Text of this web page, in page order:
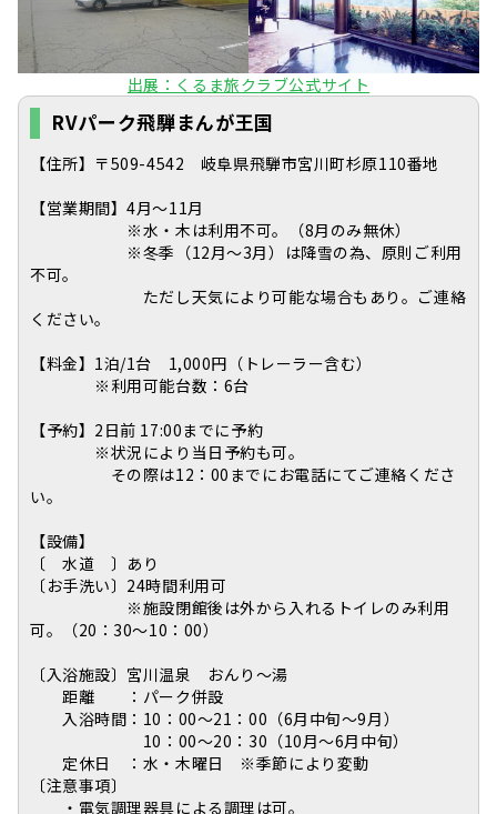
出展：くるま旅クラブ公式サイト
RVパーク飛騨まんが王国
【住所】〒509-4542 岐阜県飛騨市宮川町杉原110番地
【営業期間】4月～11月
※水・木は利用不可。（8月のみ無休）
※冬季（12月～3月）は降雪の為、原則ご利用
不可。
ただし天気により可能な場合もあり。ご連絡
ください。
【料金】1泊/1台 1,000円（トレーラー含む）
※利用可能台数：6台
【予約】2日前 17:00までに予約
※状況により当日予約も可。
その際は12：00までにお電話にてご連絡くださ
い。
【設備】
〔 水道 〕あり
〔お手洗い〕24時間利用可
※施設閉館後は外から入れるトイレのみ利用
可。（20：30～10：00）
〔入浴施設〕宮川温泉 おんり～湯
距離 ：パーク併設
入浴時間：10：00～21：00（6月中旬～9月）
10：00～20：30（10月～6月中旬）
定休日 ：水・木曜日 ※季節により変動
〔注意事項〕
・電気調理器具による調理は可。